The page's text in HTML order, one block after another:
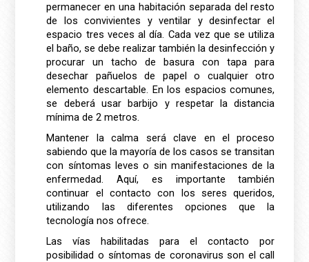
permanecer en una habitación separada del resto
de los convivientes y ventilar y desinfectar el
espacio tres veces al día. Cada vez que se utiliza
el baño, se debe realizar también la desinfección y
procurar un tacho de basura con tapa para
desechar pañuelos de papel o cualquier otro
elemento descartable. En los espacios comunes,
se deberá usar barbijo y respetar la distancia
mínima de 2 metros.
Mantener la calma será clave en el proceso
sabiendo que la mayoría de los casos se transitan
con síntomas leves o sin manifestaciones de la
enfermedad. Aquí, es importante también
continuar el contacto con los seres queridos,
utilizando las diferentes opciones que la
tecnología nos ofrece.
Las vías habilitadas para el contacto por
posibilidad o síntomas de coronavirus son el call